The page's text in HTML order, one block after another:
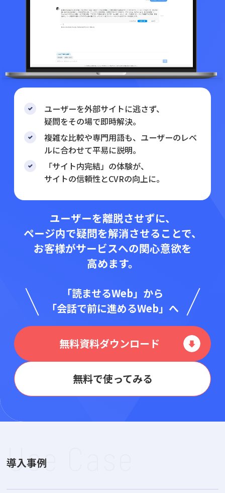
ユーザーを外部サイトに逃さず、
疑問をその場で即時解決。
複雑な比較や専門用語も、ユーザーのレベ
ルに合わせて平易に説明。
「サイト内完結」の体験が、
サイトの信頼性とCVRの向上に。
ユーザーを離脱させずに、
ページ内で疑問を解消させることで、
お客様がサービスへの関心意欲を
高めます。
「読ませるWeb」から
「会話で前に進めるWeb」へ
無料資料ダウンロード
無料で使ってみる
導入事例
Use Case